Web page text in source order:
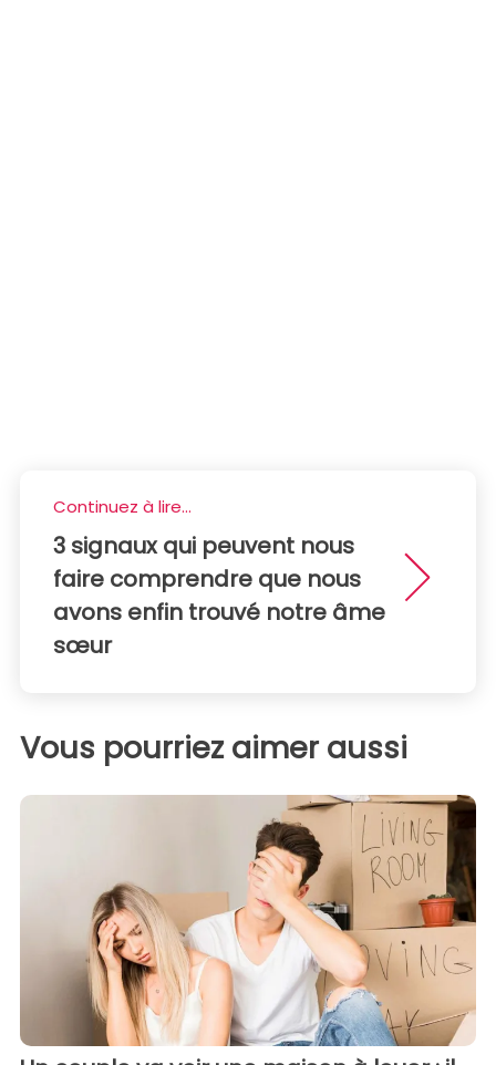
Continuez à lire...
3 signaux qui peuvent nous
faire comprendre que nous
avons enfin trouvé notre âme
sœur
Vous pourriez aimer aussi